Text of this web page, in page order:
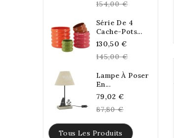
price
154,00 €
Série De 4
Cache-Pots...
130,50 €
price
145,00 €
Lampe À Poser
En...
79,02 €
price
87,80 €
Tous Les Produits